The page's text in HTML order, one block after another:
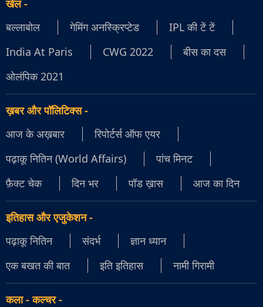
खेल-
बल्लाबोल
गेमिंग अनस्क्रिप्टेड
IPL की टें टें
India At Paris
CWG 2022
बीस का दस
ओलंपिक 2021
ख़बर और पॉलिटिक्स-
आज के अख़बार
रिपोर्टर्स ऑफ एयर
पढ़ाकू नितिन (World Affairs)
पांच मिनट
फ़ैक्ट चेक
दिन भर पॉड ख़ास आज का दिन
इतिहास और एजुकेशन-
पढ़ाकू नितिन
संदर्भ
ज्ञान ध्यान
एक बखत की बात
इति इतिहास नामी गिरामी
कला - कल्चर-